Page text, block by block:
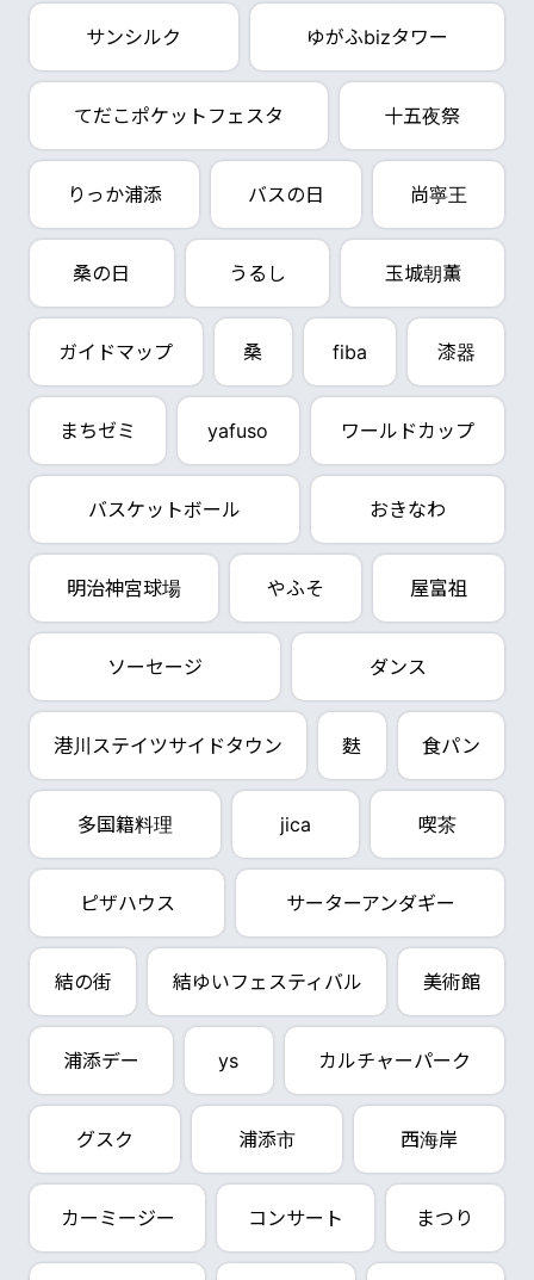
サンシルク ゆがふbizタワー
てだこポケットフェスタ 十五夜祭
りっか浦添 バスの日 尚寧王
桑の日 うるし 玉城朝薫
ガイドマップ 桑 fiba 漆器
まちゼミ yafuso ワールドカップ
バスケットボール おきなわ
明治神宮球場 やふそ 屋富祖
ソーセージ ダンス
港川ステイツサイドタウン 麩 食パン
多国籍料理 jica 喫茶
ピザハウス サーターアンダギー
結の街 結ゆいフェスティバル 美術館
浦添デー ys カルチャーパーク
グスク 浦添市 西海岸
カーミージー コンサート まつり